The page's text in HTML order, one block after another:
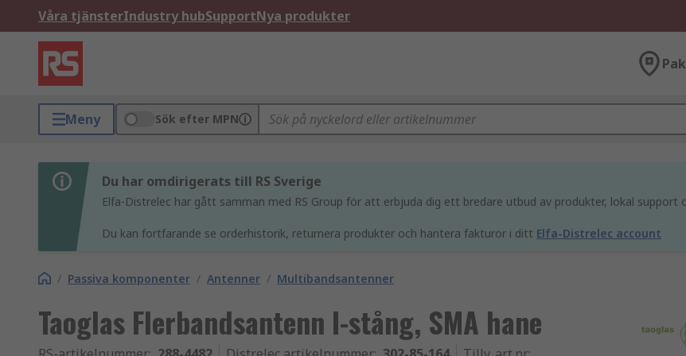
Våra tjänsterIndustry hubSupportNya produkter
Meny Sök efter MPN
Du har omdirigerats till RS Sverige
Elfa-Distrelec har gått samman med RS Group för att erbjuda dig ett bredare utbud av produkter, lokal support
Du kan fortfarande se orderhistorik, returnera produkter och hantera fakturor i ditt Elfa-Distrelec account
/ Passiva komponenter / Antenner / Multibandsantenner
Taoglas Flerbandsantenn I-stång, SMA hane